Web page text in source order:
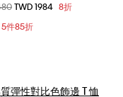
XS
從至
TWD 1984 8折
件85折